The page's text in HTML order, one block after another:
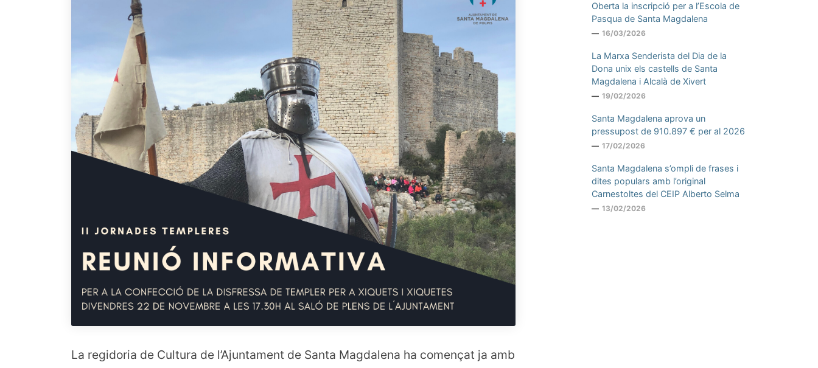
La regidoria de Cultura de l’Ajuntament de Santa Magdalena ha començat ja amb
Oberta la inscripció per a l’Escola de
Pasqua de Santa Magdalena
16/03/2026
La Marxa Senderista del Dia de la
Dona unix els castells de Santa
Magdalena i Alcalà de Xivert
19/02/2026
Santa Magdalena aprova un
pressupost de 910.897 € per al 2026
17/02/2026
Santa Magdalena s’ompli de frases i
dites populars amb l’original
Carnestoltes del CEIP Alberto Selma
13/02/2026